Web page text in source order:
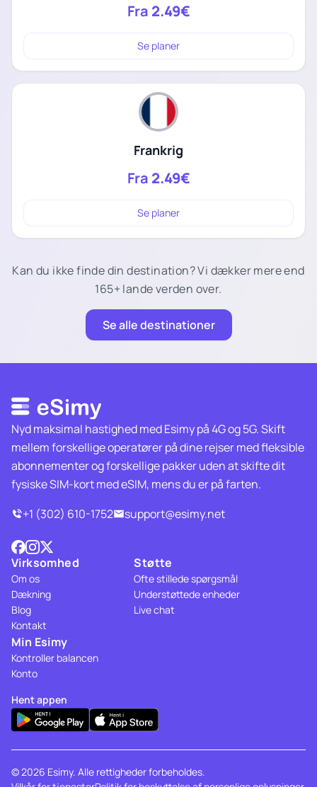
Fra 2.49€
Se planer
Frankrig
Fra 2.49€
Se planer
Kan du ikke finde din destination? Vi dækker mere end
165+ lande verden over.
Se alle destinationer
Nyd maksimal hastighed med Esimy på 4G og 5G. Skift
mellem forskellige operatører på dine rejser med fleksible
abonnementer og forskellige pakker uden at skifte dit
fysiske SIM-kort med eSIM, mens du er på farten.
+1 (302) 610-1752
support@esimy.net
Virksomhed
Om os
Dækning
Blog
Kontakt
Støtte
Ofte stillede spørgsmål
Understøttede enheder
Live chat
Min Esimy
Kontroller balancen
Konto
Hent appen
© 2026 Esimy. Alle rettigheder forbeholdes.